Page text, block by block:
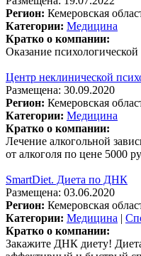
Регион: Кемеровская
Категории: Медицина
Кратко о компании:
Оказание
Центр неклинической
Размещена: 30.09.2020
Регион: Кемеровская
Категории: Медицина
Кратко о компании:
Лечение алкогольной
от алкоголя по цене 5000
SmartDiet. Диета по ДНК
Размещена: 03.06.2020
Регион: Кемеровская
Категории: Медицина |
Кратко о компании:
Закажите ДНК диету!